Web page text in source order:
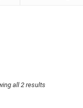
all 2 results